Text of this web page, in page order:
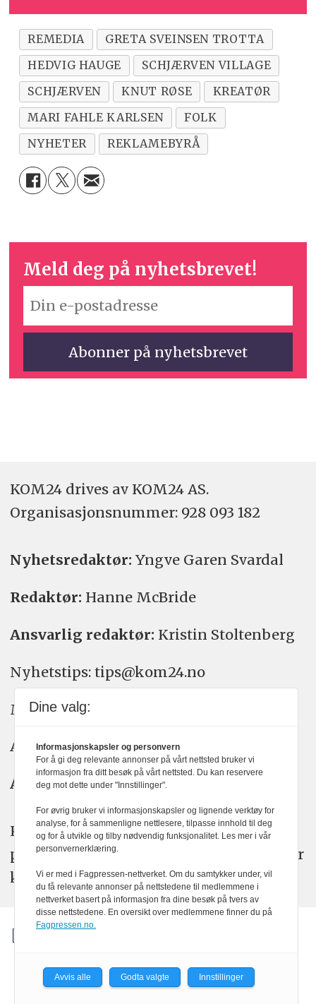
REMEDIA
GRETA SVEINSEN TROTTA
HEDVIG HAUGE
SCHJÆRVEN VILLAGE
SCHJÆRVEN
KNUT RØSE
KREATØR
MARI FAHLE KARLSEN
FOLK
NYHETER
REKLAMEBYRÅ
Meld deg på nyhetsbrevet!
KOM24 drives av KOM24 AS.
Organisasjons­nummer: 928 093 182
Nyhetsredaktør: Yngve Garen Svardal
Redaktør: Hanne McBride
Ansvarlig redaktør: Kristin Stoltenberg
Nyhetstips: tips@kom24.no
Meninger: meninger@kom24.no
Annonse: annonse@watchmedia.no
Abonnement:kom24@watchmedia.no
KOM24 arbeider etter Vær Varsom-
plakatens regler for god presseskikk. Her
kan du lese mer omPFUsarbeid.
Dine valg:
Informasjonskapsler og personvern
For å gi deg relevante annonser på vårt nettsted bruker vi
informasjon fra ditt besøk på vårt nettsted. Du kan reservere
deg mot dette under "Innstillinger".
For øvrig bruker vi informasjonskapsler og lignende verktøy for
analyse, for å sammenligne nettlesere, tilpasse innhold til deg
og for å utvikle og tilby nødvendig funksjonalitet. Les mer i vår
personvernerklæring.
Vi er med i Fagpressen-nettverket. Om du samtykker under, vil
du få relevante annonser på nettstedene til medlemmene i
nettverket basert på informasjon fra dine besøk på tvers av
disse nettstedene. En oversikt over medlemmene finner du på
Fagpressen.no.
Avvis alle Godta valgte Innstillinger